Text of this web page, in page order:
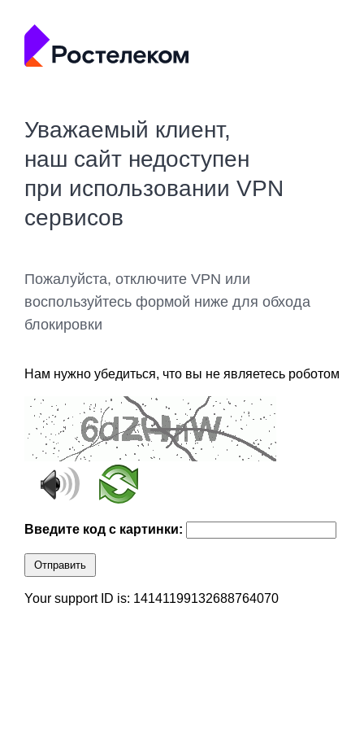
Уважаемый клиент,
наш сайт недоступен
при использовании VPN
сервисов
Пожалуйста, отключите VPN или
воспользуйтесь формой ниже для обхода
блокировки
Нам нужно убедиться, что вы не являетесь роботом
Введите код с картинки:
Отправить
Your support ID is: 14141199132688764070